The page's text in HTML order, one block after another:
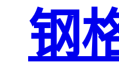
钢